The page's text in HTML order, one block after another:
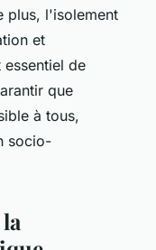
plus, l'isolement
et
de
que
à tous,
socio-